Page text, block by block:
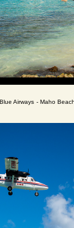
Airways - Maho